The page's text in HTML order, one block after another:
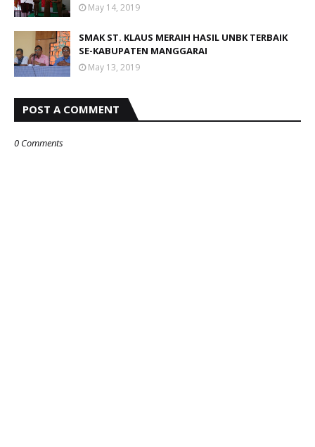
May 14, 2019
SMAK ST. KLAUS MERAIH HASIL UNBK TERBAIK
SE-KABUPATEN MANGGARAI
May 13, 2019
POST A COMMENT
0 Comments